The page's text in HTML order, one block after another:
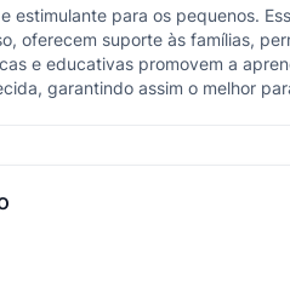
para os pequenos.
oferecem suporte às famílias,
e educativas promovem a
garantindo assim o melhor